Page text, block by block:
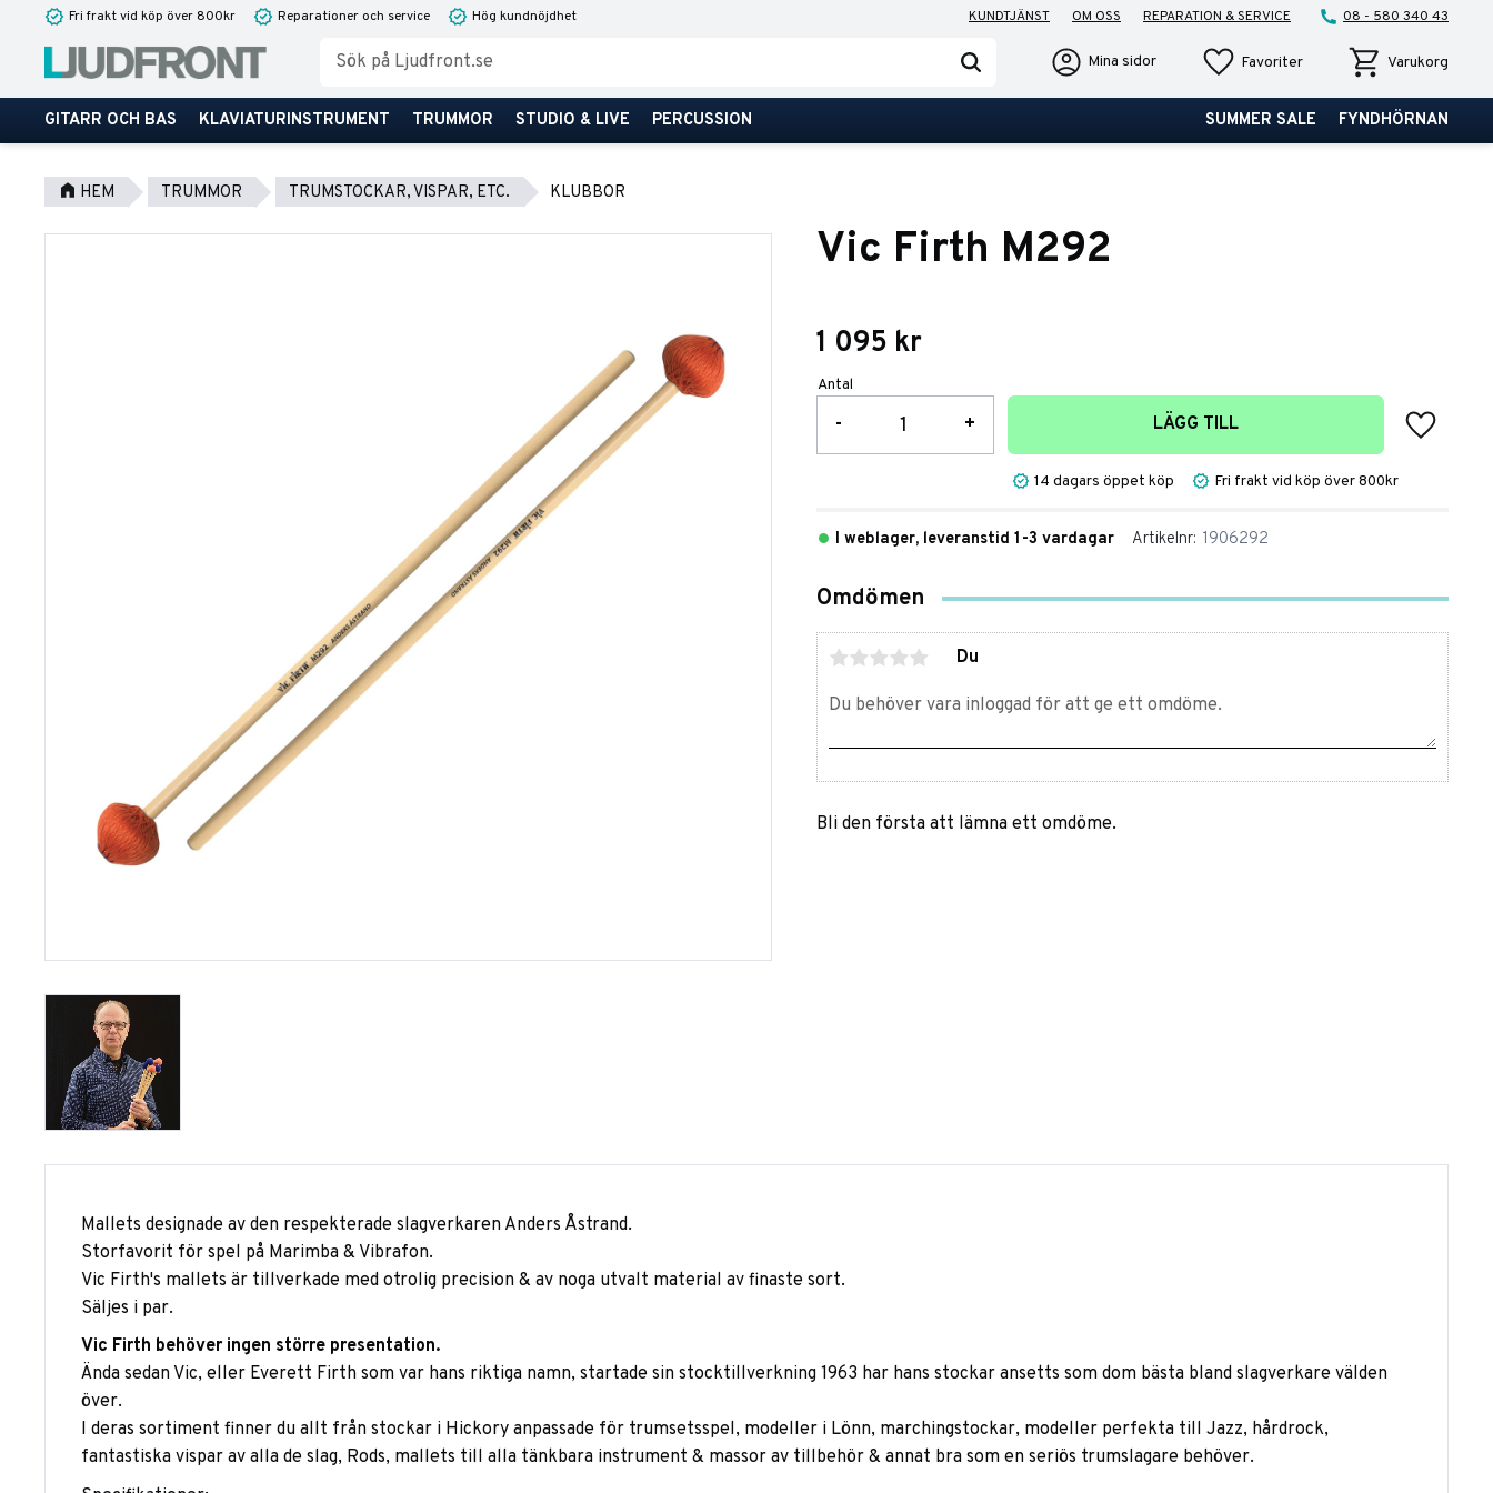
Fri frakt vid köp över 800kr Reparationer och service Hög kundnöjdhet KUNDTJÄNST OM OSS REPARATION & SERVICE 08 - 580 340 43
Mina sidor FavoriterFavoriter KundvagnVarukorg
GITARR OCH BAS KLAVIATURINSTRUMENT TRUMMOR STUDIO & LIVE PERCUSSION SUMMER SALE FYNDHÖRNAN
HEM TRUMMOR TRUMSTOCKAR, VISPAR, ETC. KLUBBOR
Vic Firth M292
1 095 kr
Antal
+
- LÄGG TILL
Lägg till
14 dagars öppet köp Fri frakt vid köp över 800kr
I weblager, leveranstid 1-3 vardagar Artikelnr 1906292
Omdömen
Du
Bli den första att lämna ett omdöme.
Mallets designade av den respekterade slagverkaren Anders Åstrand.
Storfavorit för spel på Marimba & Vibrafon.
Vic Firth's mallets är tillverkade med otrolig precision & av noga utvalt material av finaste sort.
Säljes i par.
Vic Firth behöver ingen större presentation.
Ända sedan Vic, eller Everett Firth som var hans riktiga namn, startade sin stocktillverkning 1963 har hans stockar ansetts som dom bästa bland slagverkare välden
över.
I deras sortiment finner du allt från stockar i Hickory anpassade för trumsetsspel, modeller i Lönn, marchingstockar, modeller perfekta till Jazz, hårdrock,
fantastiska vispar av alla de slag, Rods, mallets till alla tänkbara instrument & massor av tillbehör & annat bra som en seriös trumslagare behöver.